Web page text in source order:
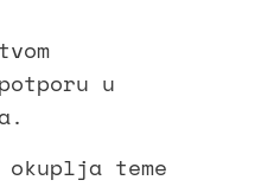
u
teme